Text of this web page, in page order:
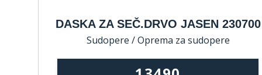
DASKA ZA SEČ.DRVO JASEN 230700
Sudopere / Oprema za sudopere